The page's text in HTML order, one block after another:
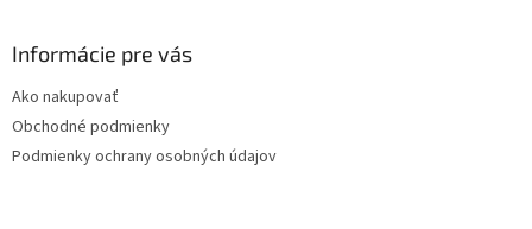
Informácie pre vás
Ako nakupovať
Obchodné podmienky
Podmienky ochrany osobných údajov